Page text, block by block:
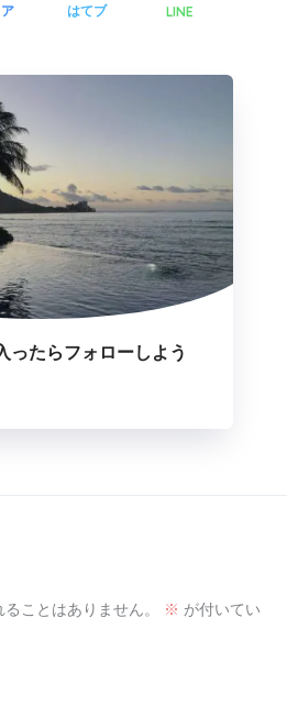
はてブ LINE
ったらフォローしよう
ことはありません。 ※ が付いてい